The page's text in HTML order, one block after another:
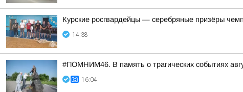
Курские росгвардейцы — серебряные призёры
14:38
#ПОМНИМ46. В память о трагических событиях
16:04